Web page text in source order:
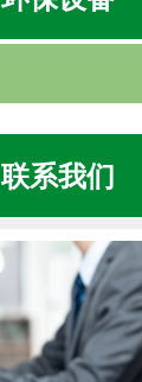
联系我们